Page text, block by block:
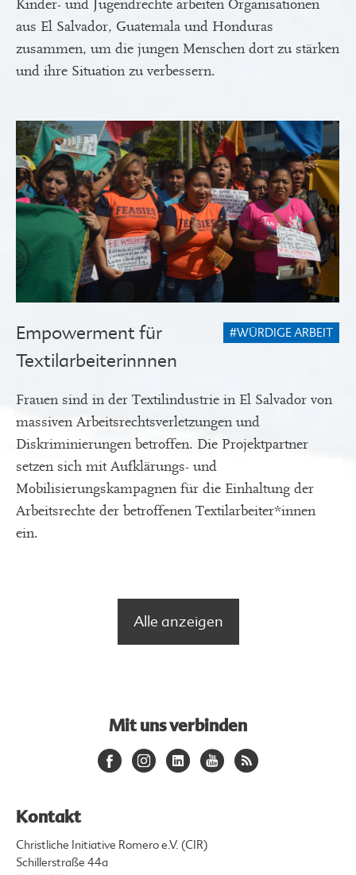
Kinder- und Jugendrechte arbeiten Organisationen
aus El Salvador, Guatemala und Honduras
zusammen, um die jungen Menschen dort zu stärken
und ihre Situation zu verbessern.
#WÜRDIGE ARBEIT
Empowerment für
Textilarbeiterinnnen
Frauen sind in der Textilindustrie in El Salvador von
massiven Arbeitsrechtsverletzungen und
Diskriminierungen betroffen. Die Projektpartner
setzen sich mit Aufklärungs- und
Mobilisierungskampagnen für die Einhaltung der
Arbeitsrechte der betroffenen Textilarbeiter*innen
ein.
Alle anzeigen
Mit uns verbinden
Kontakt
Christliche Initiative Romero e.V. (CIR)
Schillerstraße 44a